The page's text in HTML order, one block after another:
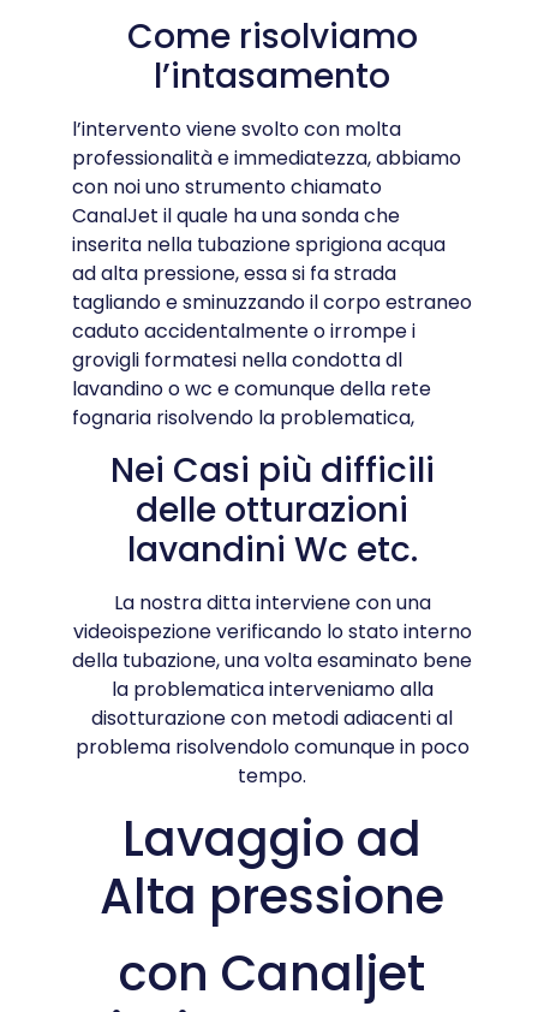
Come risolviamo
l’intasamento
l’intervento viene svolto con molta
professionalità e immediatezza, abbiamo
con noi uno strumento chiamato
CanalJet il quale ha una sonda che
inserita nella tubazione sprigiona acqua
ad alta pressione, essa si fa strada
tagliando e sminuzzando il corpo estraneo
caduto accidentalmente o irrompe i
grovigli formatesi nella condotta dl
lavandino o wc e comunque della rete
fognaria risolvendo la problematica,
Nei Casi più difficili
delle otturazioni
lavandini Wc etc.
La nostra ditta interviene con una
videoispezione verificando lo stato interno
della tubazione, una volta esaminato bene
la problematica interveniamo alla
disotturazione con metodi adiacenti al
problema risolvendolo comunque in poco
tempo.
Lavaggio ad
Alta pressione
con Canaljet